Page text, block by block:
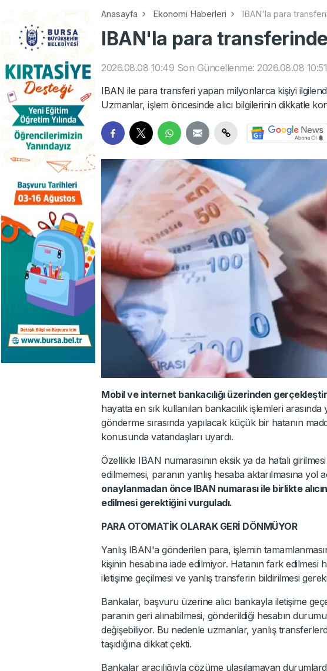
Anasayfa Ekonomi Haberleri IBAN'la para
IBAN'la para
2026.08.08 10:49 Son Güncellenme: 2026.08.08 10:51
IBAN ile para transferi yapan milyonlarca kişiyi
Uzmanlar, işlem öncesinde alıcı bilgilerinin dikkatle
Mobil ve internet bankacılığı üzerinden
hayatta en sık kullanılan bankacılık işlemleri
gönderme sırasında yapılacak küçük bir hatanın
konusunda vatandaşları uyardı.
Özellikle IBAN numarasının eksik ya da hatalı
edilmemesi, paranın yanlış hesaba aktarılmasına yol
onaylanmadan önce IBAN numarası ile birlikte
edilmesi gerektiğini vurguladı.
PARA OTOMATİK OLARAK GERİ DÖNMÜYOR
Yanlış IBAN'a gönderilen para, işlemin
kişinin hesabına iade edilmiyor. Hatanın fark
iletişime geçilmesi ve yanlış transferin bildirilmesi
Bankalar, başvuru üzerine alıcı bankayla iletişime
paranın geri alınabilmesi, gönderildiği hesabın
değişebiliyor. Bu nedenle uzmanlar, yanlış
taşıdığına dikkat çekti.
Bankalar aracılığıyla çözüme ulaşılamayan